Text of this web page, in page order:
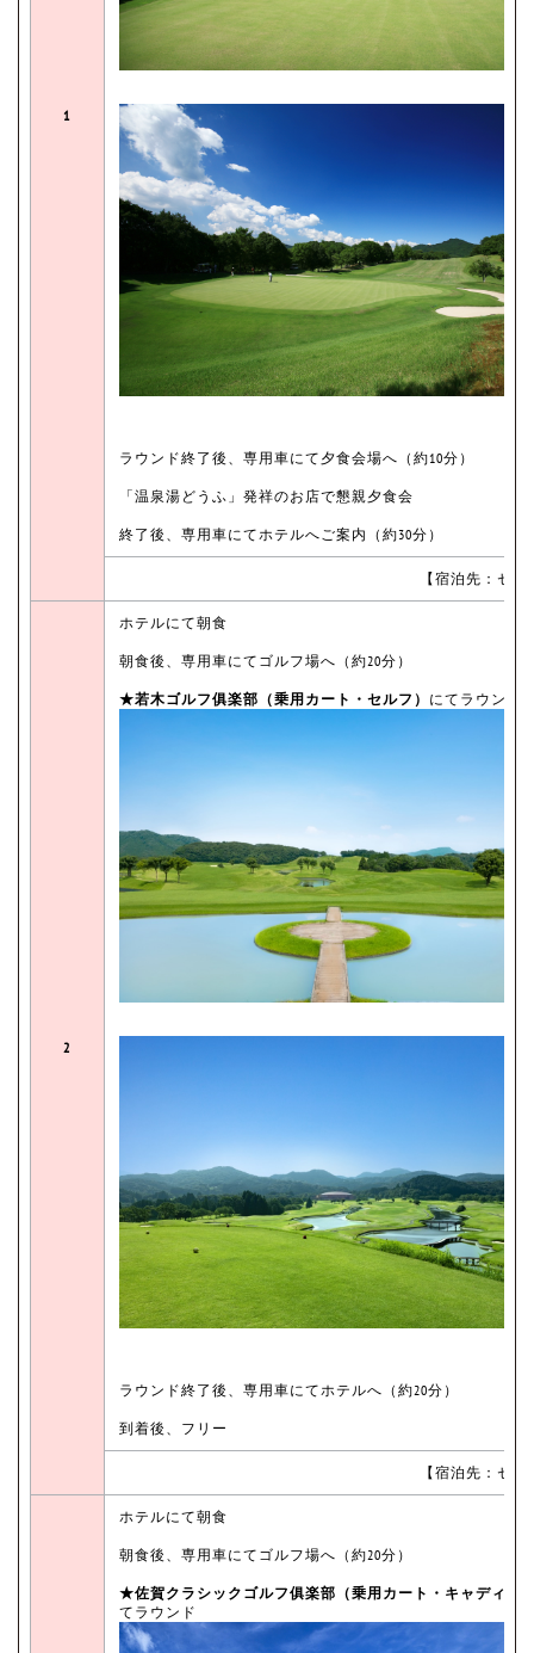
1
ラウンド終了後、専用車にて夕食会場へ（約10分）
「温泉湯どうふ」発祥のお店で懇親夕食会
終了後、専用車にてホテルへご案内（約30分）
【宿泊先：セ
2
ホテルにて朝食
朝食後、専用車にてゴルフ場へ（約20分）
★若木ゴルフ俱楽部（乗用カート・セルフ） にてラウンド
ラウンド終了後、専用車にてホテルへ（約20分）
到着後、フリー
【宿泊先：セ
ホテルにて朝食
朝食後、専用車にてゴルフ場へ（約20分）
★佐賀クラシックゴルフ俱楽部（乗用カート・キャディ付
てラウンド